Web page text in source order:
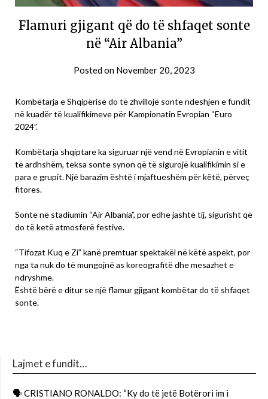
Flamuri gjigant që do të shfaqet sonte
në “Air Albania”
Posted on November 20, 2023
Kombëtarja e Shqipërisë do të zhvillojë sonte ndeshjen e fundit
në kuadër të kualifikimeve për Kampionatin Evropian “Euro
2024”.
Kombëtarja shqiptare ka siguruar një vend në Evropianin e vitit
të ardhshëm, teksa sonte synon që të sigurojë kualifikimin si e
para e grupit. Një barazim është i mjaftueshëm për këtë, përveç
fitores.
Sonte në stadiumin “Air Albania”, por edhe jashtë tij, sigurisht që
do të ketë atmosferë festive.
“Tifozat Kuq e Zi” kanë premtuar spektakël në këtë aspekt, por
nga ta nuk do të mungojnë as koreografitë dhe mesazhet e
ndryshme.
Është bërë e ditur se një flamur gjigant kombëtar do të shfaqet
sonte.
Lajmet e fundit…
🗣 CRISTIANO RONALDO: “Ky do të jetë Botërori im i